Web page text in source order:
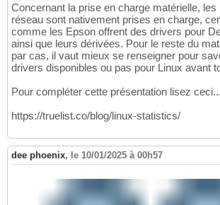
Concernant la prise en charge matérielle, les
réseau sont nativement prises en charge,
comme les Epson offrent des drivers pour
ainsi que leurs dérivées. Pour le reste du
par cas, il vaut mieux se renseigner pour
drivers disponibles ou pas pour Linux avant
Pour compléter cette présentation lisez ceci...
https://truelist.co/blog/linux-statistics/
dee phoenix, le 10/01/2025 à 00h57